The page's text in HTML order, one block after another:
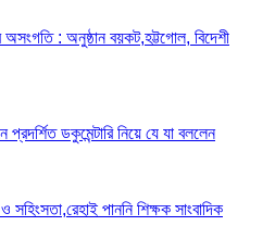
: অনুষ্ঠান বয়কট,হট্টগোল, বিদেশী
ডকুমেন্টারি নিয়ে যে যা বললেন
সহিংসতা,রেহাই পাননি শিক্ষক সাংবাদিক